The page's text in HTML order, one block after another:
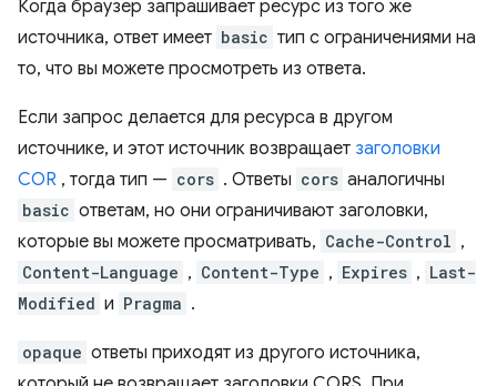
Когда браузер запрашивает ресурс из того же
источника, ответ имеет basic тип с ограничениями на
то, что вы можете просмотреть из ответа.
Если запрос делается для ресурса в другом
источнике, и этот источник возвращает заголовки
COR , тогда тип — cors . Ответы cors аналогичны
basic ответам, но они ограничивают заголовки,
которые вы можете просматривать, Cache-Control ,
Content-Language , Content-Type , Expires , Last-
Modified и Pragma .
opaque ответы приходят из другого источника,